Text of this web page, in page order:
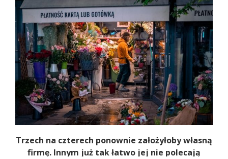
Trzech na czterech ponownie założyłoby własną
firmę. Innym już tak łatwo jej nie polecają